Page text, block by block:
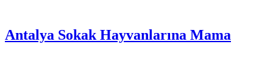
Antalya Sokak Hayvanlarına Mama